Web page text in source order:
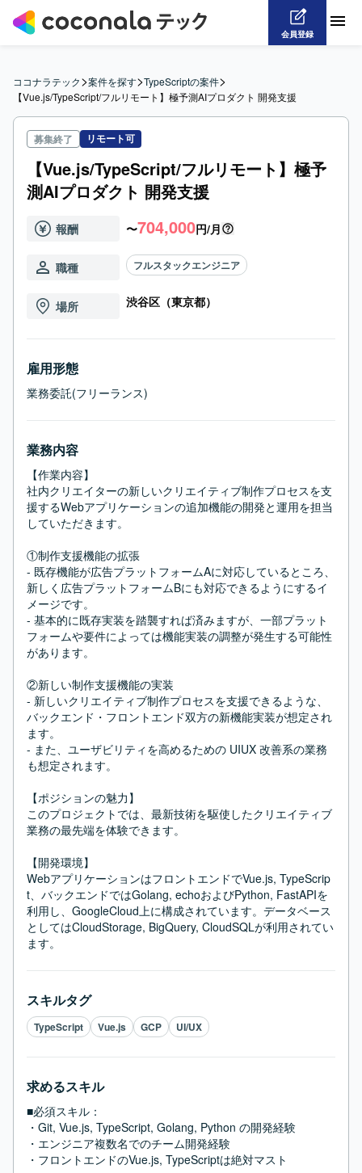
会員登録
ココナラテック>案件を探す>TypeScriptの案件>
【Vue.js/TypeScript/フルリモート】極予測AIプロダクト 開発支援
募集終了 リモート可
【Vue.js/TypeScript/フルリモート】極予
測AIプロダクト 開発支援
報酬 〜704,000円/月
職種 フルスタックエンジニア
場所 渋谷区（東京都）
雇用形態
業務委託(フリーランス)
業務内容
【作業内容】
社内クリエイターの新しいクリエイティブ制作プロセスを支
援するWebアプリケーションの追加機能の開発と運用を担当
していただきます。
①制作支援機能の拡張
- 既存機能が広告プラットフォームAに対応しているところ、
新しく広告プラットフォームBにも対応できるようにするイ
メージです。
- 基本的に既存実装を踏襲すれば済みますが、一部プラット
フォームや要件によっては機能実装の調整が発生する可能性
があります。
②新しい制作支援機能の実装
- 新しいクリエイティブ制作プロセスを支援できるような、
バックエンド・フロントエンド双方の新機能実装が想定され
ます。
- また、ユーザビリティを高めるための UIUX 改善系の業務
も想定されます。
【ポジションの魅力】
このプロジェクトでは、最新技術を駆使したクリエイティブ
業務の最先端を体験できます。
【開発環境】
WebアプリケーションはフロントエンドでVue.js, TypeScrip
t、バックエンドではGolang, echoおよびPython, FastAPIを
利用し、GoogleCloud上に構成されています。データベース
としてはCloudStorage, BigQuery, CloudSQLが利用されてい
ます。
スキルタグ
TypeScript Vue.js GCP UI/UX
求めるスキル
■必須スキル：
・Git, Vue.js, TypeScript, Golang, Python の開発経験
・エンジニア複数名でのチーム開発経験
・フロントエンドのVue.js, TypeScriptは絶対マスト